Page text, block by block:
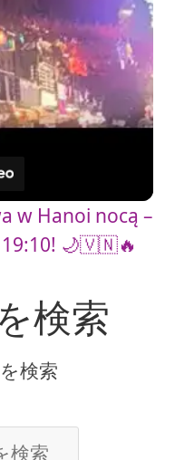
w Hanoi nocą –
🌙🇻🇳🔥
検索
検索